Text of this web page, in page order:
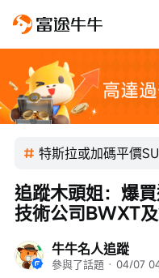
特斯拉或加碼平價
牛牛名人追蹤
參與了話題 · 04/07
追蹤木頭姐：爆
技術公司BWXT